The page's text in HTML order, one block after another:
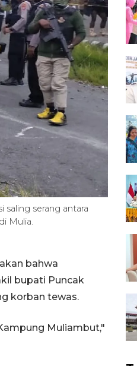
saling serang antara
Mulia.
bahwa
bupati Puncak
korban tewas.
Muliambut,"